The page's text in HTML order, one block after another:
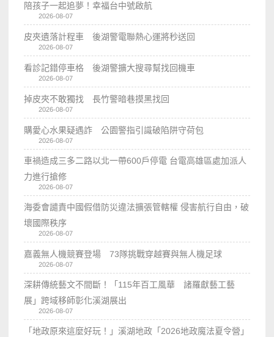
陪孩子一起追夢！幸福台中號啟航
2026-08-07
皮夾遺落計程車 後湖警電聯熱心運將秒送回
2026-08-07
看診記錯停車格 後湖警擴大搜尋幫找回機車
2026-08-07
掉皮夾不敢獨找 長竹警暗巷摸黑找回
2026-08-07
購愛心水果疑遇詐 公園警指引識破陷阱守荷包
2026-08-07
車禍造成三多二路以北一帶600戶停電 台電高雄區處加派人
力進行搶修
2026-08-07
海委會譴責中國假借防災違法擴張管轄權 侵害航行自由，破
壞國際秩序
2026-08-07
嘉義無人機競賽登場 73隊挑戰穿越賽與無人機足球
2026-08-07
深耕傳統藝文不間斷！「115年百工風華 諸羅獻藝工藝
展」跨域移師彰化溪湖展出
2026-08-07
「地政原來這麼好玩！」溪湖地政「2026地政魔法夏令營」